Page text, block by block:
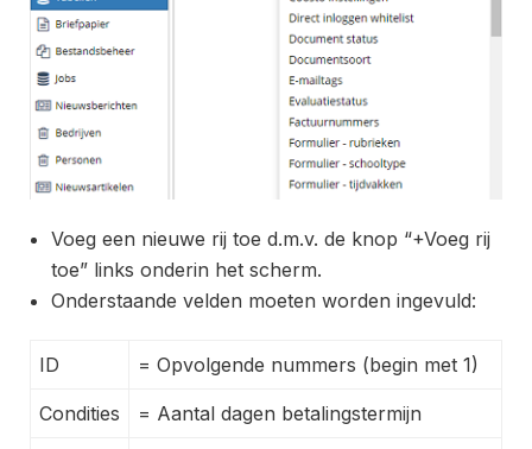
Voeg een nieuwe rij toe d.m.v. de knop “+Voeg rij
toe” links onderin het scherm.
Onderstaande velden moeten worden ingevuld:
ID = Opvolgende nummers (begin met 1)
Condities = Aantal dagen betalingstermijn